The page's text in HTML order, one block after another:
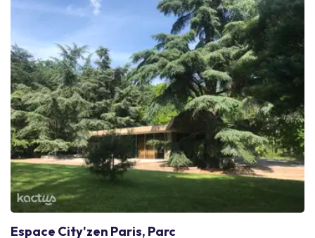
Espace City'zen Paris, Parc